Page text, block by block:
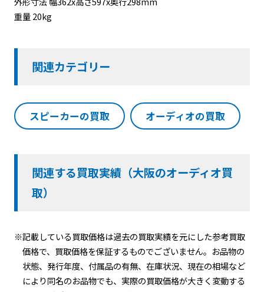
重量 20kg
関連カテゴリー
スピーカーの買取 オーディオの買取
関連する買取実績（大阪のオーディオ買
取）
※記載している買取価格は過去の買取実績を元にした参考買取
価格で、買取価格を保証するものでございません。お品物の
状態、発行年度、付属品の有無、在庫状況、現在の相場など
により同名のお品物でも、実際の買取価格が大きく変動する